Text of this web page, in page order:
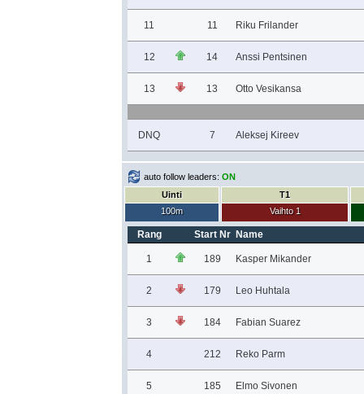
11 11 Riku Frilander
12 14 Anssi Pentsinen
13 13 Otto Vesikansa
DNQ 7 Aleksej Kireev
auto follow leaders: ON
Uinti
100m
T1
Vaihto 1
Rang Start Nr Name
1 189 Kasper Mikander
2 179 Leo Huhtala
3 184 Fabian Suarez
4 212 Reko Parm
5 185 Elmo Sivonen